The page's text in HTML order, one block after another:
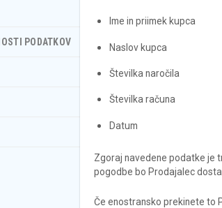
PODATKOV
Ime in priimek kupca
Naslov kupca
Številka naročila
Številka računa
Datum
Zgoraj navedene podatke je
pogodbe bo Prodajalec
Če enostransko prekinete to